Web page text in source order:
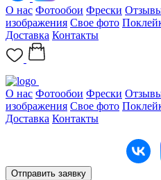
О нас Фотообои Фрески
изображения Свое фото
Доставка Контакты
О нас Фотообои Фрески
изображения Свое фото
Доставка Контакты
Отправить заявку